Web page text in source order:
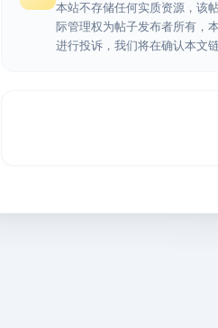
本站不存储任何实质资源，该
际管理权为帖子发布者所有，
进行投诉，我们将在确认本文